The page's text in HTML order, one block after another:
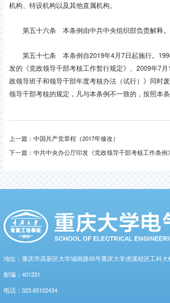
机构、特设机构以及其他直属机构。
第五十六条 本条例由中共中央组织部负责解释。
第五十七条 本条例自2019年4月7日起施行。
发的《党政领导干部考核工作暂行规定》、2009年7
政领导班子和领导干部年度考核办法（试行）》同时
领导干部考核的规定，凡与本条例不一致的，按照本条
上一篇： 中国共产党章程（2017年修改）
下一篇： 中共中央办公厅印发《党政领导干部考核工作条例》
地址：重庆市高新区大学城南路55号重庆大学虎溪校区工科大
邮编：401331
电话：023-65102434